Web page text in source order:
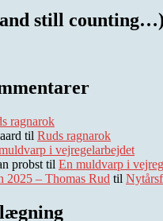
still counting…)
ragnarok
til Ruds ragnarok
i vejregelarbejdet
probst til En muldvarp i
2025 – Thomas Rud til